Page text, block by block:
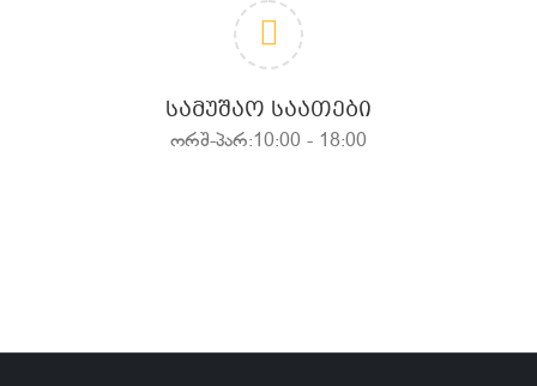
ᲡᲐᲛᲣᲨᲐᲝ ᲡᲐᲐᲗᲔᲑᲘ
ორშ-პარ:10:00 - 18:00